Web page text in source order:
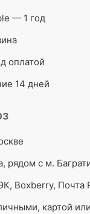
— 1 год
оплатой
14 дней
рядом с м.
Boxberry, Почта
картой